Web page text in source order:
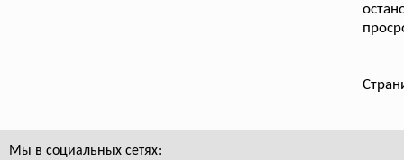
Мы в социальных сетях: